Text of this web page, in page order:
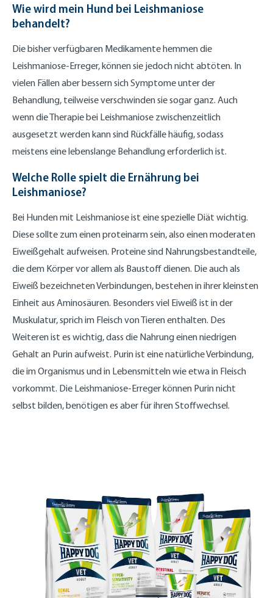
Wie wird mein Hund bei Leishmaniose
behandelt?
Die bisher verfügbaren Medikamente hemmen die
Leishmaniose-Erreger, können sie jedoch nicht abtöten. In
vielen Fällen aber bessern sich Symptome unter der
Behandlung, teilweise verschwinden sie sogar ganz. Auch
wenn die Therapie bei Leishmaniose zwischenzeitlich
ausgesetzt werden kann sind Rückfälle häufig, sodass
meistens eine lebenslange Behandlung erforderlich ist.
Welche Rolle spielt die Ernährung bei
Leishmaniose?
Bei Hunden mit Leishmaniose ist eine spezielle Diät wichtig.
Diese sollte zum einen proteinarm sein, also einen moderaten
Eiweißgehalt aufweisen. Proteine sind Nahrungsbestandteile,
die dem Körper vor allem als Baustoff dienen. Die auch als
Eiweiß bezeichneten Verbindungen, bestehen in ihrer kleinsten
Einheit aus Aminosäuren. Besonders viel Eiweiß ist in der
Muskulatur, sprich im Fleisch von Tieren enthalten. Des
Weiteren ist es wichtig, dass die Nahrung einen niedrigen
Gehalt an Purin aufweist. Purin ist eine natürliche Verbindung,
die im Organismus und in Lebensmitteln wie etwa in Fleisch
vorkommt. Die Leishmaniose-Erreger können Purin nicht
selbst bilden, benötigen es aber für ihren Stoffwechsel.